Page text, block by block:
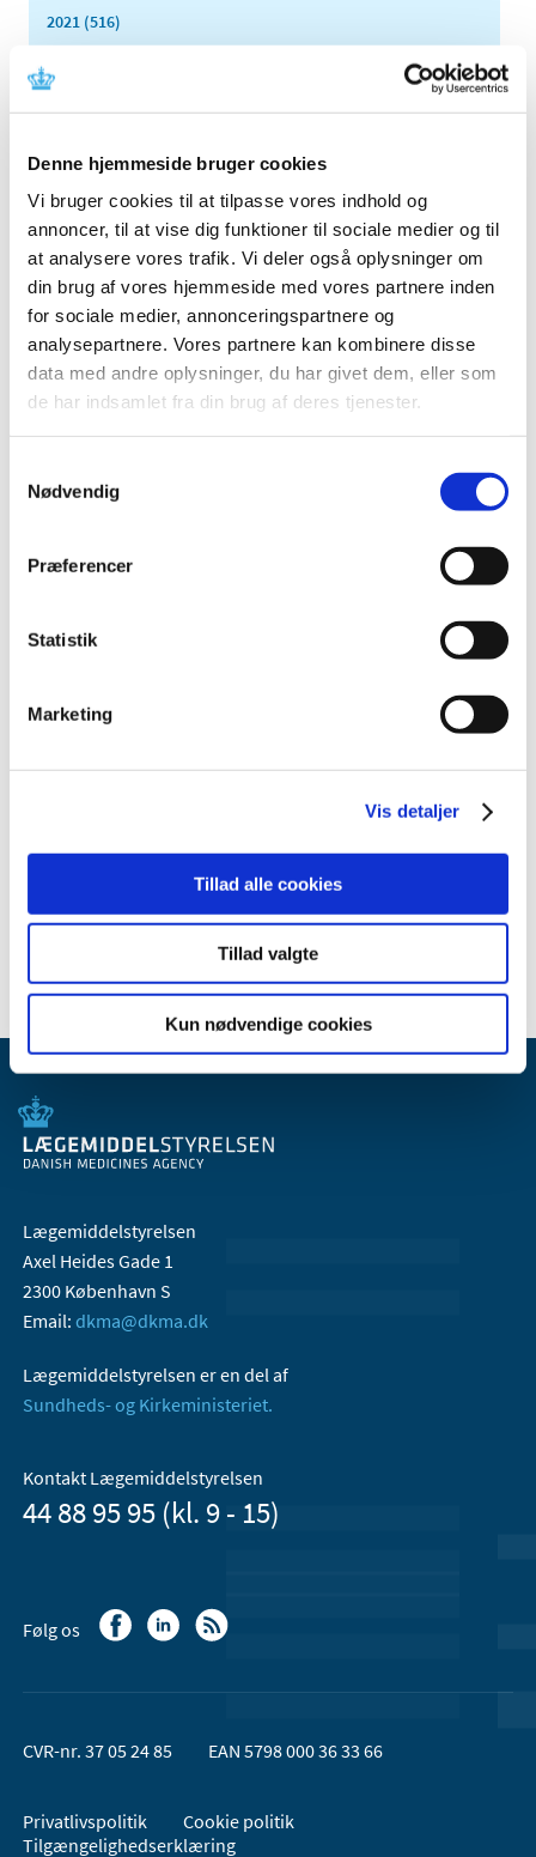
Denne hjemmeside bruger cookies
Vi bruger cookies til at tilpasse vores indhold og
annoncer, til at vise dig funktioner til sociale medier og til
at analysere vores trafik. Vi deler også oplysninger om
din brug af vores hjemmeside med vores partnere inden
for sociale medier, annonceringspartnere og
analysepartnere. Vores partnere kan kombinere disse
data med andre oplysninger, du har givet dem, eller som
de har indsamlet fra din brug af deres tjenester.
Nødvendig
Præferencer
Statistik
Marketing
Vis detaljer
Tillad alle cookies
Tillad valgte
Kun nødvendige cookies
2021 (516)
november (33)
september (20)
august (17)
juli (11)
juni (21)
maj (21)
april (24)
marts (42)
februar (12)
2018 (150)
2016 (167)
2014 (44)
2011 (13)
2005 (2)
Lægemiddelstyrelsen
Axel Heides Gade 1
2300 København S
Email: dkma@dkma.dk
Lægemiddelstyrelsen er en del af
Sundheds- og Kirkeministeriet.
Kontakt Lægemiddelstyrelsen
44 88 95 95 (kl. 9 - 15)
Følg os
CVR-nr. 37 05 24 85 EAN 5798 000 36 33 66
Privatlivspolitik
Cookie politik
Tilgængelighedserklæring